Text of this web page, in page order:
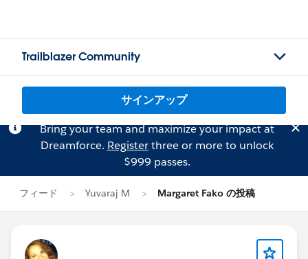
Trailblazer Community
サインアップ
Bring your team and maximize your impact at
Dreamforce. Registerthree or more to unlock
$999 passes.
フィード Yuvaraj M Margaret Fako の投稿